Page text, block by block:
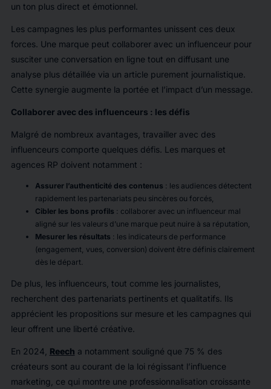
un ton plus direct et émotionnel.
Les campagnes les plus performantes unissent ces deux
forces. Une marque peut collaborer avec un influenceur pour
susciter une conversation en ligne tout en diffusant une
analyse plus détaillée via un article purement journalistique.
Cette synergie augmente la portée et l’impact d’un message.
Collaborer avec des influenceurs : les défis
Malgré de nombreux avantages, travailler avec des
influenceurs comporte quelques défis. Les marques et
agences RP doivent notamment :
Assurer l’authenticité des contenus : les audiences détectent
rapidement les partenariats peu sincères ou forcés,
Cibler les bons profils : collaborer avec un influenceur mal
aligné sur les valeurs d’une marque peut nuire à sa réputation,
Mesurer les résultats : les indicateurs de performance
(engagement, vues, conversion) doivent être définis clairement
dès le départ.
De plus, les influenceurs, tout comme les journalistes,
recherchent des partenariats pertinents et qualitatifs. Ils
apprécient les propositions sur mesure et les campagnes qui
leur offrent une liberté créative.
En 2024, Reech a notamment souligné que 75 % des
créateurs sont au courant de la loi régissant l’influence
marketing, ce qui montre une professionnalisation croissante